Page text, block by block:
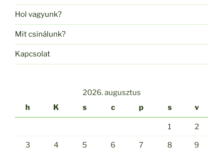
Hol vagyunk?
Mit csinálunk?
Kapcsolat
2026. augusztus
h
K s c p s v
1 2
3 4 5 6 7 8 9